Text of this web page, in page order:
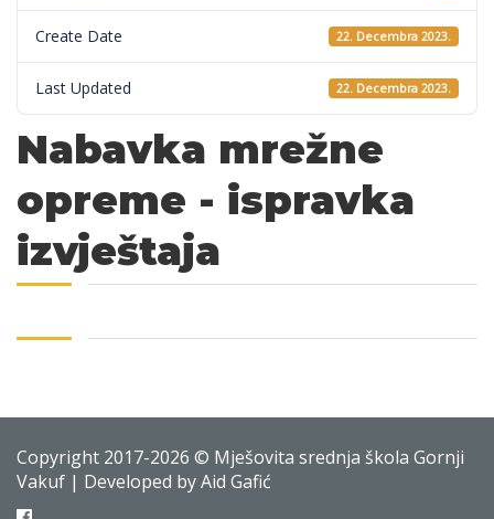
Create Date 22. Decembra 2023.
Last Updated 22. Decembra 2023.
Nabavka mrežne
opreme - ispravka
izvještaja
Copyright 2017-2026 © Mješovita srednja škola Gornji
Vakuf | Developed by Aid Gafić